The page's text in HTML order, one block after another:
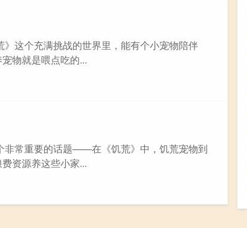
这个充满挑战的世界里，能有个小宠物陪伴
物就是喂点吃的...
非常重要的话题——在《饥荒》中，饥荒宠物到
资源养这些小家...